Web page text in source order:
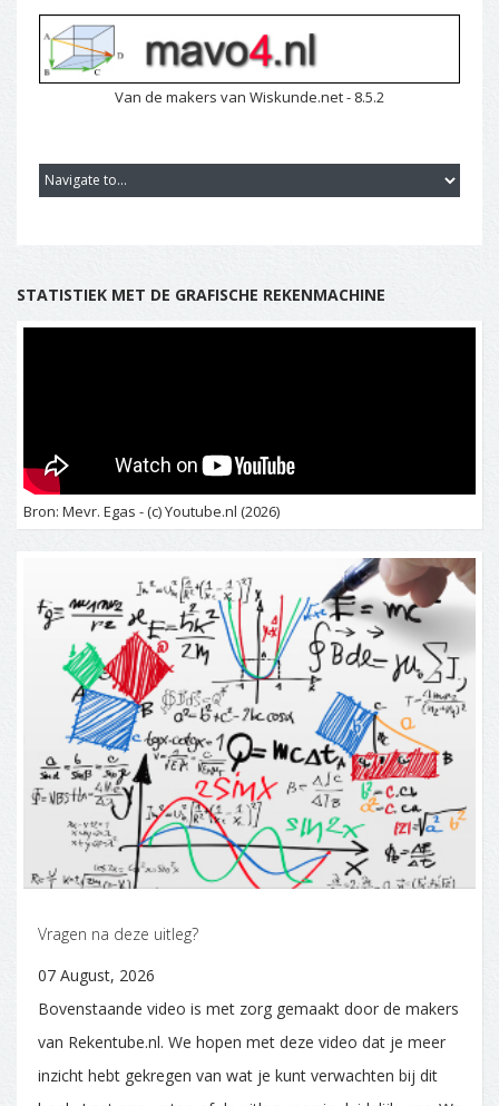
Van de makers van Wiskunde.net - 8.5.2
STATISTIEK MET DE GRAFISCHE REKENMACHINE
Bron: Mevr. Egas - (c) Youtube.nl (2026)
Vragen na deze uitleg?
07 August, 2026
Bovenstaande video is met zorg gemaakt door de makers
van Rekentube.nl. We hopen met deze video dat je meer
inzicht hebt gekregen van wat je kunt verwachten bij dit